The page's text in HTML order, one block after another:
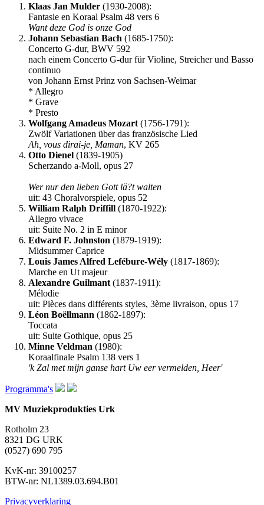
Klaas Jan Mulder (1930-2008):
Fantasie en Koraal Psalm 48 vers 6
Want deze God is onze God
Johann Sebastian Bach (1685-1750):
Concerto G-dur, BWV 592
nach einem Concerto G-dur für Violine, Streicher und Basso
continuo
von Johann Ernst Prinz von Sachsen-Weimar
* Allegro
* Grave
* Presto
Wolfgang Amadeus Mozart (1756-1791):
Zwölf Variationen über das französische Lied
Ah, vous dirai-je, Maman, KV 265
Otto Dienel (1839-1905)
Scherzando a-Moll, opus 27
Wer nur den lieben Gott lä?t walten
uit: 43 Choralvorspiele, opus 52
William Ralph Driffill (1870-1922):
Allegro vivace
uit: Suite No. 2 in E minor
Edward F. Johnston (1879-1919):
Midsummer Caprice
Louis James Alfred Lefébure-Wély (1817-1869):
Marche en Ut majeur
Alexandre Guilmant (1837-1911):
Mélodie
uit: Pièces dans différents styles, 3ème livraison, opus 17
Léon Boëllmann (1862-1897):
Toccata
uit: Suite Gothique, opus 25
Minne Veldman (1980):
Koraalfinale Psalm 138 vers 1
'k Zal met mijn ganse hart Uw eer vermelden, Heer'
Programma's
MV Muziekprodukties Urk
Rotholm 23
8321 DG URK
(0527) 690 795
KvK-nr: 39100257
BTW-nr: NL1389.03.694.B01
Privacyverklaring